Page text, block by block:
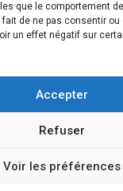
que le comportement
de ne pas consentir ou
un effet négatif sur
Accepter
Refuser
Voir les préférences
Saint-Victor de